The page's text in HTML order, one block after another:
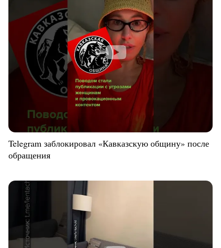
Telegram заблокировал «Кавказскую общину» после
обращения